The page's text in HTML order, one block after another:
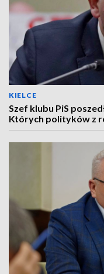
KIELCE
Szef klubu PiS
Których polityków z